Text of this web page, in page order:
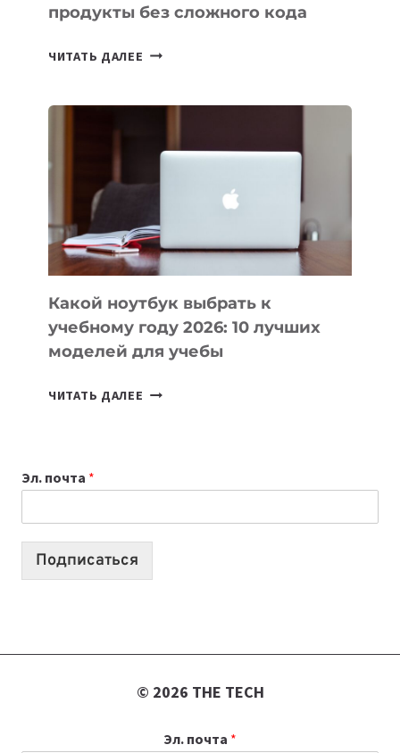
продукты без сложного кода
ЧИТАТЬ ДАЛЕЕ 7
ПОМОГАЮТ
СОЗДАВАТЬ
БЕЗ
СЛОЖНОГО
КОДА
Какой ноутбук выбрать к
учебному году 2026: 10 лучших
моделей для учебы
ЧИТАТЬ ДАЛЕЕ КАКОЙ
2026:
10
Эл. почта *
Подписаться
© 2026 THE TECH
Эл. почта *